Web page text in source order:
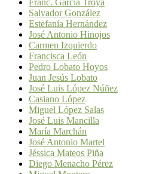
Salvador González
Estefanía Hernández
José Antonio Hinojos
Carmen Izquierdo
Francisca León
Pedro Lobato Hoyos
Juan Jesús Lobato
José Luis López Núñez
Casiano López
Miguel López Salas
José Luis Mancilla
María Marchán
José Antonio Martel
Jéssica Mateos Piña
Diego Menacho Pérez